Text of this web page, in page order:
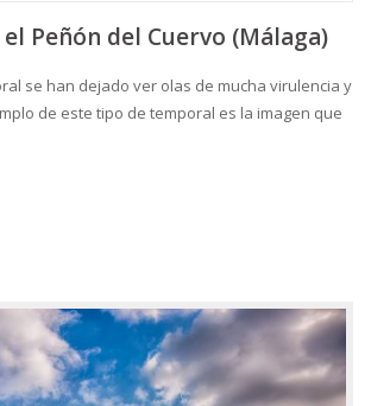
Peñón del Cuervo (Málaga)
se han dejado ver olas de mucha virulencia y
de este tipo de temporal es la imagen que